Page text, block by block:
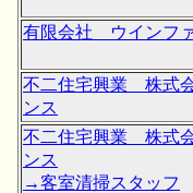
有限会社 ウインフ
不二住宅興業 株式
ンス
不二住宅興業 株式
ンス
→客室清掃スタッフ